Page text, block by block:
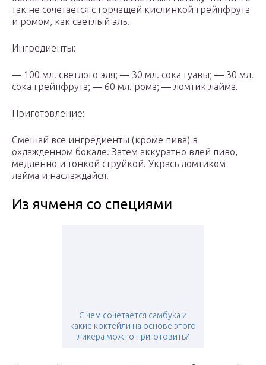
так не сочетается с горчащей кислинкой грейпфрута
и ромом, как светлый эль.
Ингредиенты:
— 100 мл. светлого эля; — 30 мл. сока гуавы; — 30 мл.
сока грейпфрута; — 60 мл. рома; — ломтик лайма.
Приготовление:
Смешай все ингредиенты (кроме пива) в
охлажденном бокале. Затем аккуратно влей пиво,
медленно и тонкой струйкой. Укрась ломтиком
лайма и наслаждайся.
Из ячменя со специями
С чем сочетается самбука и
какие коктейли на основе этого
ликера можно приготовить?